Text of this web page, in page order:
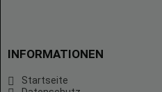
INFORMATIONEN
Startseite